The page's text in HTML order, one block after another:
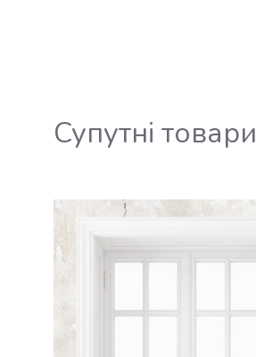
Супутні товари